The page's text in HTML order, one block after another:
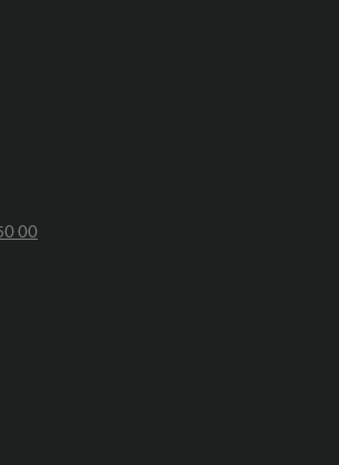
00